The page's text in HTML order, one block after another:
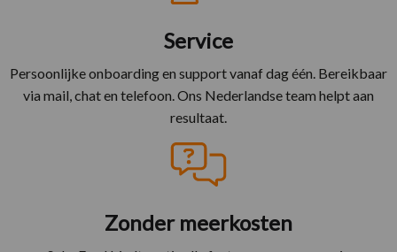
Service
Persoonlijke onboarding en support vanaf dag één. Bereikbaar
via mail, chat en telefoon. Ons Nederlandse team helpt aan
resultaat.
Zonder meerkosten